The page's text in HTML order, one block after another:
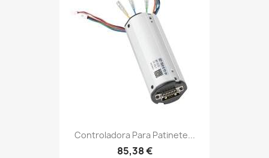
Controladora Para Patinete...
85,38 €